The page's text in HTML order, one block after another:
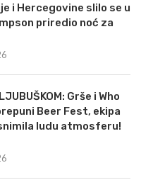
i Hercegovine slilo se u
priredio noć za
Grše i Who
Beer Fest, ekipa
ludu atmosferu!